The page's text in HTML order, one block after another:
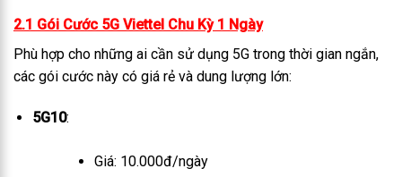
2.1 Gói Cước 5G Viettel Chu Kỳ 1 Ngày
Phù hợp cho những ai cần sử dụng 5G trong thời gian ngắn,
các gói cước này có giá rẻ và dung lượng lớn:
5G10:
Giá: 10.000đ/ngày